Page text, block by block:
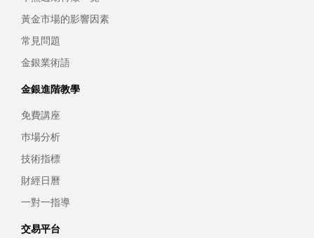
黃金市場的影響因素
常見問題
金銀業術語
金銀進階教學
免費講座
巿場分析
技術指標
財經日曆
一對一指導
交易平台